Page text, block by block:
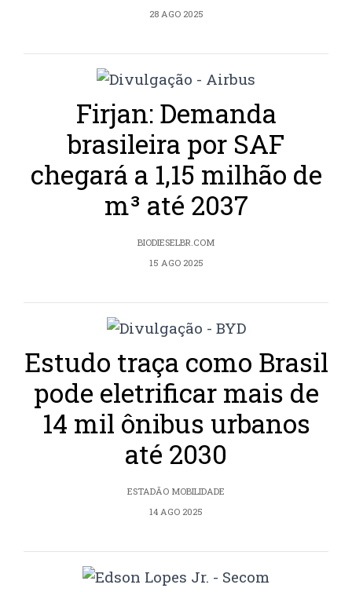
28 AGO 2025
Firjan: Demanda
brasileira por SAF
chegará a 1,15 milhão de
m³ até 2037
BIODIESELBR.COM
15 AGO 2025
Estudo traça como Brasil
pode eletrificar mais de
14 mil ônibus urbanos
até 2030
ESTADÃO MOBILIDADE
14 AGO 2025